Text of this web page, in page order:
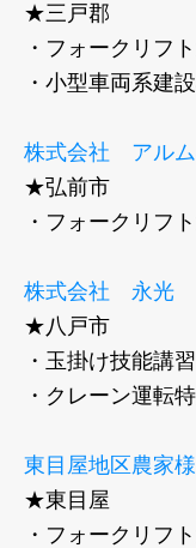
★三戸郡
・フォークリフ
・ 小型車両系建
株式会社 アルム
★弘前市
・フォークリフ
株式会社 永光
★八戸市
・玉掛け技能講習
・クレーン運転
東目屋地区農家
★東目屋
・フォークリフ